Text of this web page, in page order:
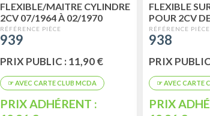
FLEXIBLE/MAITRE CYLINDRE
2CV 07/1964 À 02/1970
939
PRIX PUBLIC : 11,90 €
PRIX ADHÉRENT :
FLEXIBLE
POUR 2CV
07/1964 - AMI
07/1963
938
PRIX
PRIX